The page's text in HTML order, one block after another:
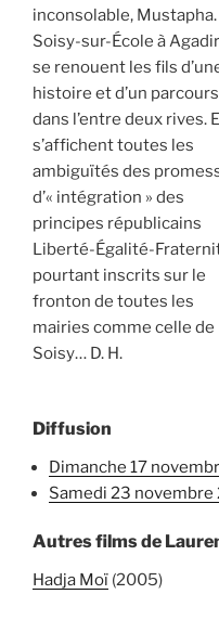
inconsolable, Mustapha.
Soisy-sur-École à
se renouent les fils
histoire et d’un parcours
dans l’entre deux rives.
s’affichent toutes les
ambiguïtés des
d’« intégration » des
principes républicains
Liberté-Égalité-
pourtant inscrits sur le
fronton de toutes les
mairies comme celle de
Soisy… D. H.
Diffusion
dimanche 17
samedi 23
Autres films de
Hadja Moï (2005)